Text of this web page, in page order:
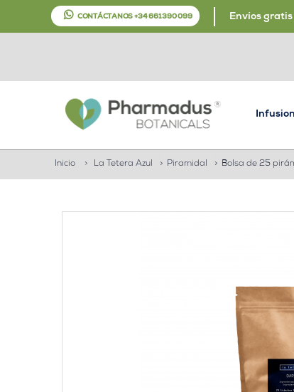
CONTÁCTANOS +34 661 390 099 Envíos
Inicio > La Tetera Azul > Piramidal > Bolsa de 25